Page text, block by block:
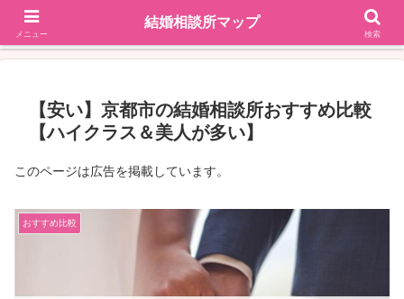
掲載依頼はこちら
【安い】京都市の結婚相談所おすすめ比較
【ハイクラス＆美人が多い】
このページは広告を掲載しています。
おすすめ比較
メニュー
結婚相談所マップ
検索